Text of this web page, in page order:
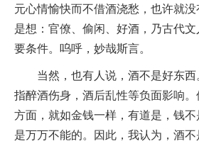
元心情愉快而不借酒浇愁，也许就
是想：官僚、偷闲、好酒，乃古代
要条件。呜呼，妙哉斯言。
当然，也有人说，酒不是好东
指醉酒伤身，酒后乱性等负面影响
方面，就如金钱一样，有道是，钱
是万万不能的。因此，我认为，酒